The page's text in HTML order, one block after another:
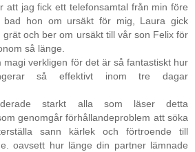
att jag fick ett telefonsamtal från min före
bad hon om ursäkt för mig, Laura gick
grät och ber om ursäkt till vår son Felix för
så länge.
magi verkligen för det är så fantastiskt hur
så effektivt inom tre dagar
starkt alla som läser detta
genomgår förhållandeproblem att söka
sann kärlek och förtroende till
oavsett hur länge din partner lämnade